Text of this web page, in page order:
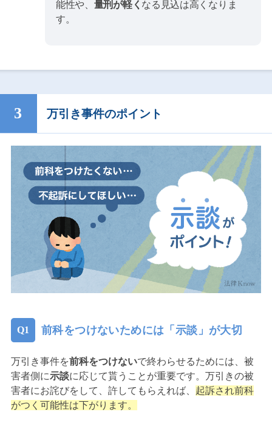
能性や、 量刑が軽く なる見込は高くなりま
す。
万引き事件のポイント
前科をつけないためには「示談」が大切
万引き事件を前科をつけないで終わらせるためには、被
害者側に示談に応じて貰うことが重要です。万引きの被
害者にお詫びをして、許してもらえれば、 起訴され前科
がつく可能性は下がります。